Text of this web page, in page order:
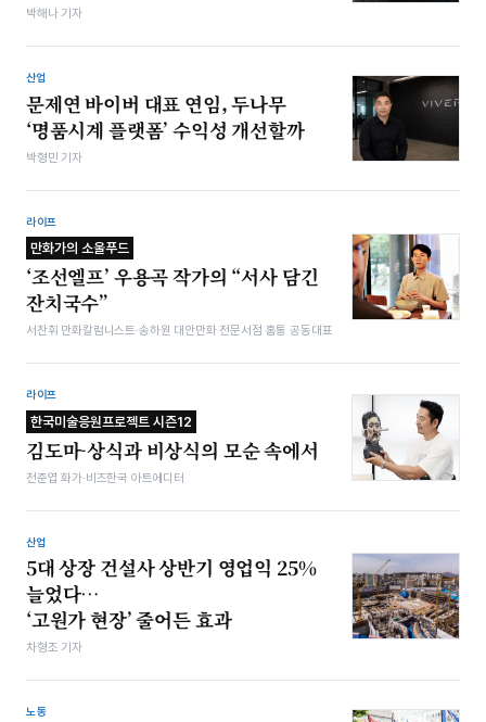
박해나 기자
산업
문제연 바이버 대표 연임, 두나무
‘명품시계 플랫폼’ 수익성 개선할까
박형민 기자
라이프
만화가의 소울푸드
‘조선엘프’ 우용곡 작가의 “서사 담긴
잔치국수”
서찬휘 만화칼럼니스트·송하원 대안만화 전문서점 홈통 공동대표
라이프
한국미술응원프로젝트 시즌12
김도마-상식과 비상식의 모순 속에서
전준엽 화가·비즈한국 아트에디터
산업
5대 상장 건설사 상반기 영업익 25%
늘었다…
‘고원가 현장’ 줄어든 효과
차형조 기자
노동